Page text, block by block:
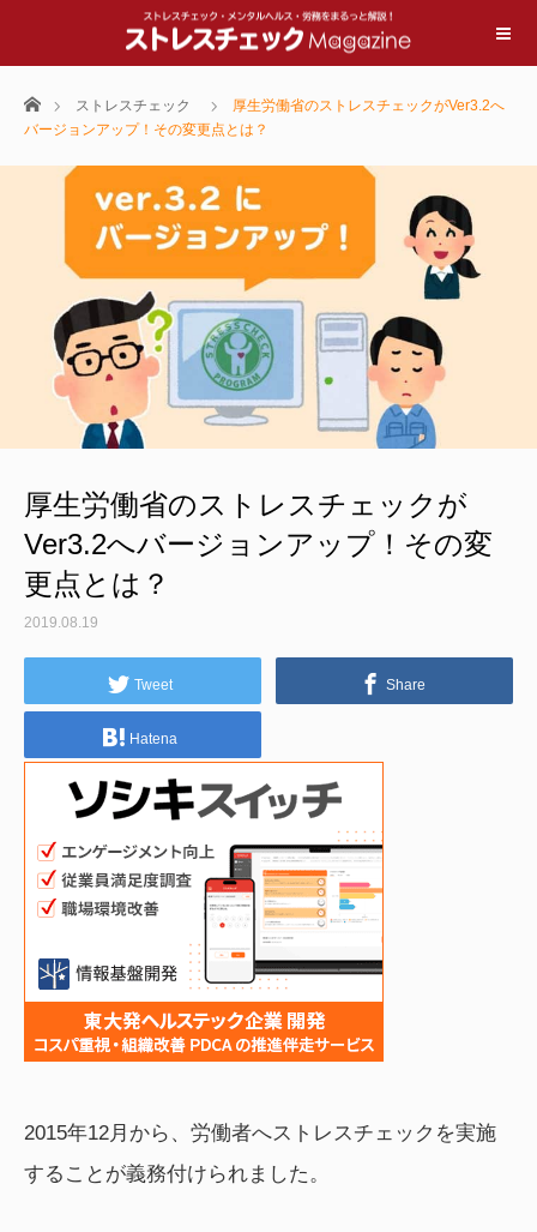
ホームストレスチェック
厚生労働省のストレスチェックがVer3.2へ
バージョンアップ！その変更点とは？
厚生労働省のストレスチェックが
Ver3.2へバージョンアップ！その変
更点とは？
2019.08.19
Tweet Share
Hatena
2015年12月から、労働者へストレスチェックを実施
することが義務付けられました。